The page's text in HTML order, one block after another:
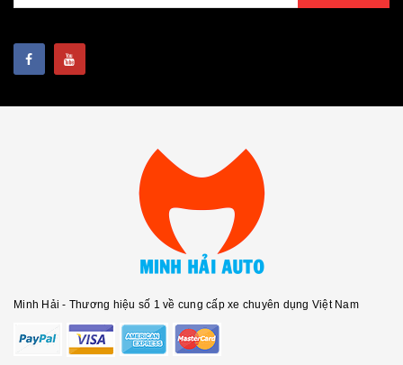
Minh Hải - Thương hiệu số 1 về cung cấp xe chuyên dụng Việt Nam